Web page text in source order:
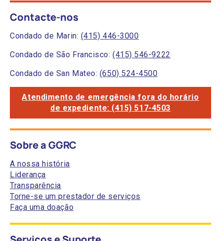
Contacte-nos
Condado de Marin: (415) 446-3000
Condado de São Francisco:(415) 546-9222
Condado de San Mateo: (650) 524-4500
Atendimento de emergência fora do horário
de expediente: (415) 517-4503
Sobre a GGRC
A nossa história
Liderança
Transparência
Torne-se um prestador de serviços
Faça uma doação